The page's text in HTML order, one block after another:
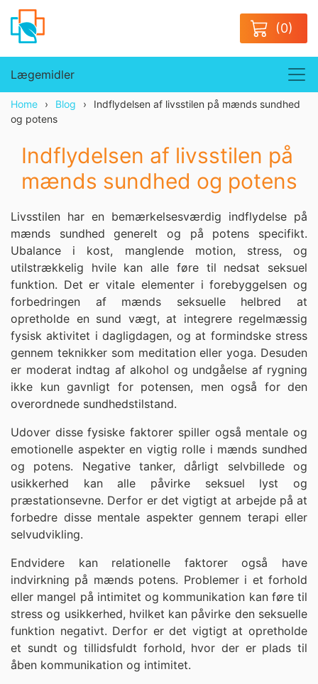
(0)
Lægemidler
Home Blog
Indflydelsen af livsstilen på mænds sundhed
og potens
Indflydelsen af livsstilen på
mænds sundhed og potens
Livsstilen har en bemærkelsesværdig indflydelse på
mænds sundhed generelt og på potens specifikt.
Ubalance i kost, manglende motion, stress, og
utilstrækkelig hvile kan alle føre til nedsat seksuel
funktion. Det er vitale elementer i forebyggelsen og
forbedringen af mænds seksuelle helbred at
opretholde en sund vægt, at integrere regelmæssig
fysisk aktivitet i dagligdagen, og at formindske stress
gennem teknikker som meditation eller yoga. Desuden
er moderat indtag af alkohol og undgåelse af rygning
ikke kun gavnligt for potensen, men også for den
overordnede sundhedstilstand.
Udover disse fysiske faktorer spiller også mentale og
emotionelle aspekter en vigtig rolle i mænds sundhed
og potens. Negative tanker, dårligt selvbillede og
usikkerhed kan alle påvirke seksuel lyst og
præstationsevne. Derfor er det vigtigt at arbejde på at
forbedre disse mentale aspekter gennem terapi eller
selvudvikling.
Endvidere kan relationelle faktorer også have
indvirkning på mænds potens. Problemer i et forhold
eller mangel på intimitet og kommunikation kan føre til
stress og usikkerhed, hvilket kan påvirke den seksuelle
funktion negativt. Derfor er det vigtigt at opretholde
et sundt og tillidsfuldt forhold, hvor der er plads til
åben kommunikation og intimitet.